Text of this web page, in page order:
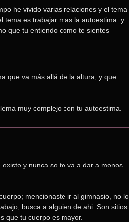
he vivido varias relaciones y el tema
tema es trabajar mas la autoestima  y
que tu entiendo como te sientes
que va más allá de la altura, y que
muy complejo con tu autoestima.
y nunca se te va a dar a menos
mencionaste ir al gimnasio, no lo
busca a alguien de ahi. Son sitios
que tu cuerpo es mayor.